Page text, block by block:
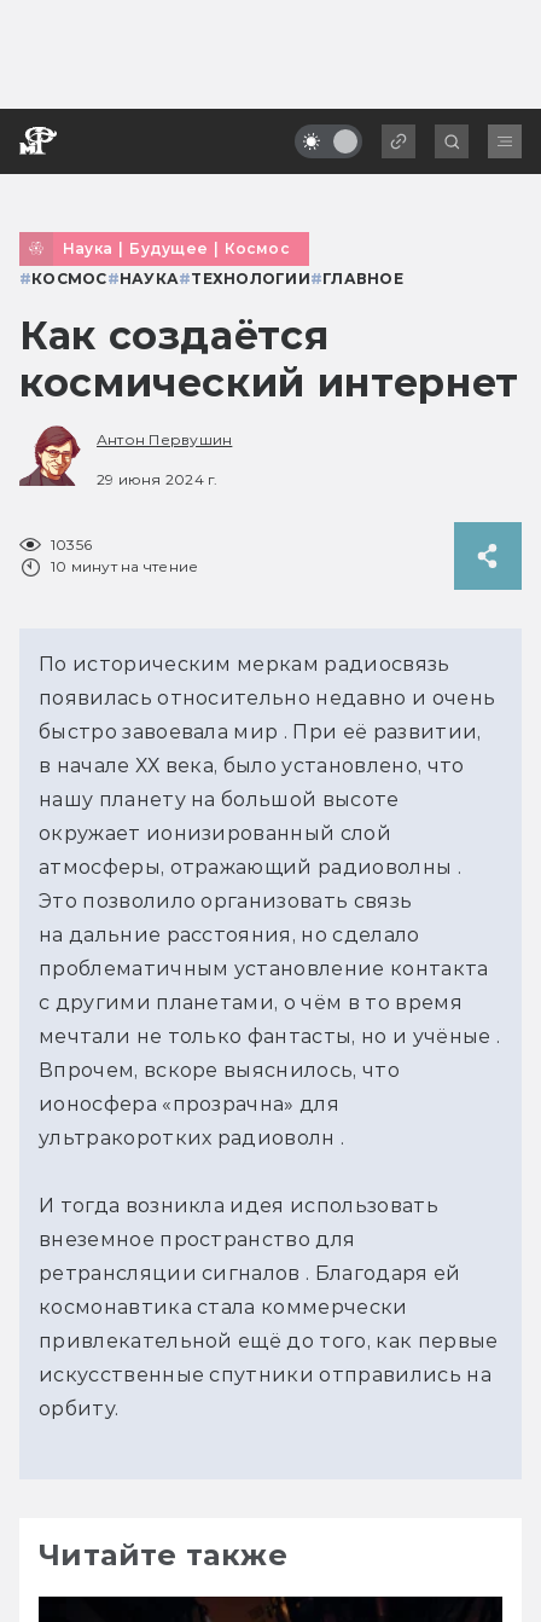
Наука | Будущее | Космос
#КОСМОС#НАУКА#ТЕХНОЛОГИИ#ГЛАВНОЕ
Как создаётся
космический интернет
Антон Первушин
29 июня 2024 г.
10356
10 минут на чтение
По историческим меркам радиосвязь
появилась относительно недавно и очень
быстро завоевала мир . При её развитии,
в начале ХХ века, было установлено, что
нашу планету на большой высоте
окружает ионизированный слой
атмосферы, отражающий радиоволны .
Это позволило организовать связь
на дальние расстояния, но сделало
проблематичным установление контакта
с другими планетами, о чём в то время
мечтали не только фантасты, но и учёные .
Впрочем, вскоре выяснилось, что
ионосфера «прозрачна» для
ультракоротких радиоволн .
И тогда возникла идея использовать
внеземное пространство для
ретрансляции сигналов . Благодаря ей
космонавтика стала коммерчески
привлекательной ещё до того, как первые
искусственные спутники отправились на
орбиту.
Читайте также